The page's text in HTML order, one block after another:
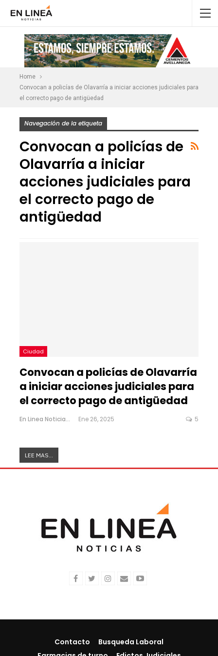
Home
Convocan a policías de Olavarría a iniciar acciones judiciales para
el correcto pago de antigüedad
Navegación de la etiqueta
Convocan a policías de
Olavarría a iniciar
acciones judiciales para
el correcto pago de
antigüedad
Ciudad
Convocan a policías de Olavarría
a iniciar acciones judiciales para
el correcto pago de antigüedad
En Linea Noticias Ene 26, 2025 5
LEE MAS...
Contacto
Busqueda Laboral